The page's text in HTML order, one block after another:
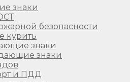
знаки
безопасности
курить
знаки
знаки
и ПДД